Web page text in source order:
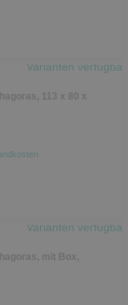
Varianten verfügbar
113 x 80 x
Varianten verfügbar
mit Box,